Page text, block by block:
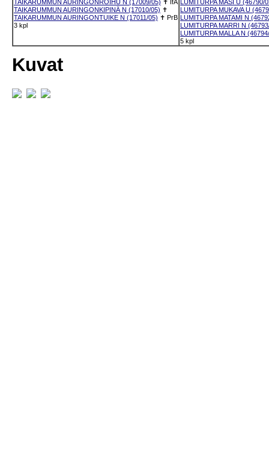
TAIKARUMMUN AURINGONROIHU N (17009/05) ✝ IfA
TAIKARUMMUN AURINGONKIPINÄ N (17010/05) ✝
TAIKARUMMUN AURINGONTUIKE N (17011/05) ✝ PrB
3 kpl
LUMITURPA MASI U (46790/
LUMITURPA MUKAVA U
LUMITURPA MATAMI N
LUMITURPA MARRI N
LUMITURPA MALLA N
5 kpl
Kuvat